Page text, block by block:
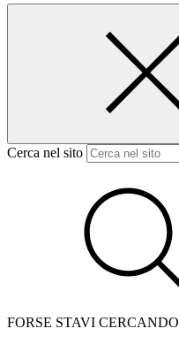
Cerca nel sito
FORSE STAVI CERCANDO